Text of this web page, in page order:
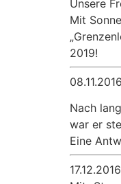
Unsere
Mit
2019!
08.11.2016
Nach
war er
Eine
17.12.2016